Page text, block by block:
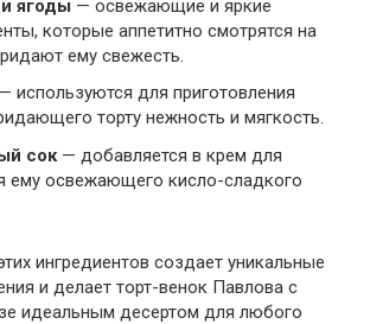
ягоды — освежающие и яркие
которые аппетитно смотрятся на
ему свежесть.
— используются для приготовления
торту нежность и мягкость.
сок— добавляется в крем для
ему освежающего кисло-сладкого
ингредиентов создает уникальные
и делает торт-венок Павлова с
идеальным десертом для любого